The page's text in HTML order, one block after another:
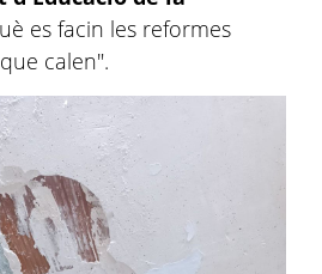
es facin les reformes
calen".